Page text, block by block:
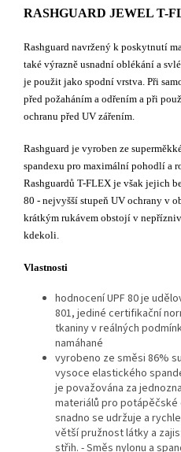
RASHGUARD JEWEL T-
Rashguard navržený k poskytnutí
také výrazně usnadní oblékání a
je použit jako spodní vrstva. Při
před požaháním a odřením a při
ochranu před UV zářením.
Rashguard je vyroben ze
spandexu pro maximální pohodlí a
Rashguardů T-FLEX je však jejich
80 - nejvyšší stupeň UV ochrany v
krátkým rukávem obstojí v
kdekoli.
Vlastnosti
hodnocení UPF 80 je
801, jediné certifikační
tkaniny v reálných
namáhané
vyrobeno ze směsi 86%
vysoce elastického
je považována za
materiálů pro potápěčské
snadno se udržuje a
větší pružnost látky a
střih. - Směs nylonu a